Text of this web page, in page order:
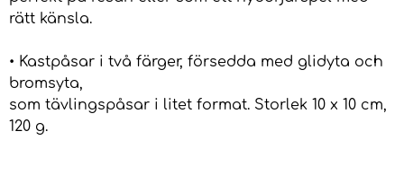
rätt känsla.
• Kastpåsar i två färger, försedda med glidyta och
bromsyta,
som tävlingspåsar i litet format. Storlek 10 x 10 cm,
120 g.